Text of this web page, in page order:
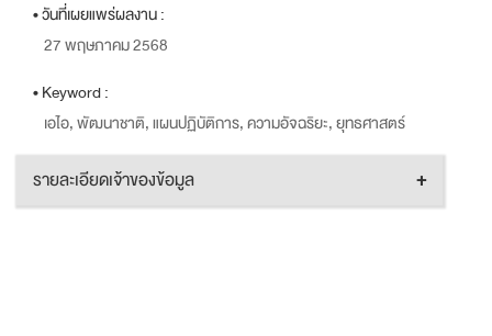
• วันที่เผยแพร่ผลงาน :
27 พฤษภาคม 2568
• Keyword :
เอไอ, พัฒนาชาติ, แผนปฏิบัติการ, ความอัจฉริยะ, ยุทธศาสตร์
รายละเอียดเจ้าของข้อมูล +